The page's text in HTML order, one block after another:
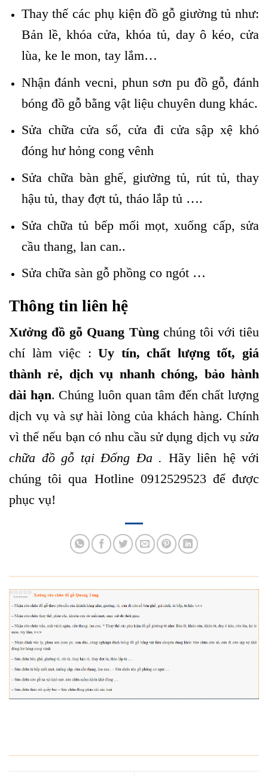
Thay thế các phụ kiện đồ gỗ giường tủ như:
Bản lề, khóa cửa, khóa tủ, day ô kéo, cửa
lùa, ke le mon, tay lắm…
Nhận đánh vecni, phun sơn pu đồ gỗ, đánh
bóng đồ gỗ bằng vật liệu chuyên dung khác.
Sửa chữa cửa sổ, cửa đi cửa sập xệ khó
đóng hư hỏng cong vênh
Sửa chữa bàn ghế, giường tủ, rút tủ, thay
hậu tủ, thay đợt tủ, tháo lắp tủ ….
Sửa chữa tủ bếp mối mọt, xuống cấp, sửa
cầu thang, lan can..
Sửa chữa sàn gỗ phồng co ngót …
Thông tin liên hệ
Xưởng đồ gỗ Quang Tùngchúng tôi với tiêu
chí làm việc :Uy tín, chất lượng tốt, giá
thành rẻ, dịch vụ nhanh chóng, bảo hành
dài hạn. Chúng luôn quan tâm đến chất lượng
dịch vụ và sự hài lòng của khách hàng. Chính
vì thế nếu bạn có nhu cầu sử dụng dịch vụsửa
chữa đồ gỗ tại Đống Đa . Hãy liên hệ với
chúng tôi qua Hotline 0912529523 để được
phục vụ!